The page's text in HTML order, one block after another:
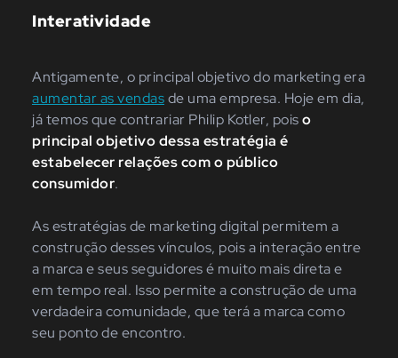
Interatividade
Antigamente, o principal objetivo do marketing era
aumentar as vendasde uma empresa. Hoje em dia,
já temos que contrariar Philip Kotler, poiso
principal objetivo dessa estratégia é
estabelecer relações com o público
consumidor.
As estratégias de marketing digital permitem a
construção desses vínculos, pois a interação entre
a marca e seus seguidores é muito mais direta e
em tempo real. Isso permite a construção de uma
verdadeira comunidade, que terá a marca como
seu ponto de encontro.